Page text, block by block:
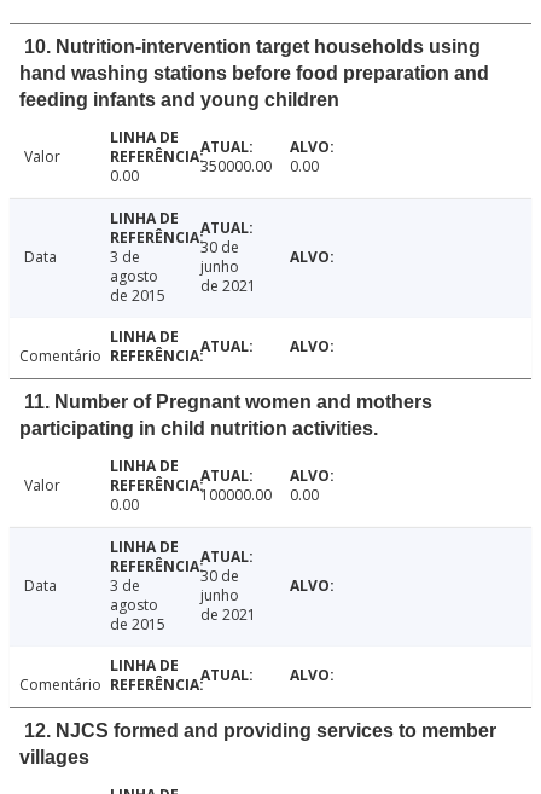
10. Nutrition-intervention target households using
hand washing stations before food preparation and
feeding infants and young children
Valor
0.00
350000.00 0.00
Data
3 de
agosto
de 2015
30 de
junho
de 2021
Comentário
11. Number of Pregnant women and mothers
participating in child nutrition activities.
Valor
0.00
100000.00 0.00
Data
3 de
agosto
de 2015
30 de
junho
de 2021
Comentário
12. NJCS formed and providing services to member
villages